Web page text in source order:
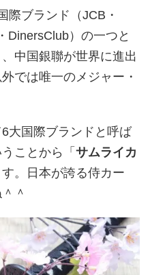
際ブランド（JCB・
DinersClub）の一つと
中国銀聯が世界に進出
では唯一のメジャー・
大国際ブランドと呼ば
ことから「 サムライカ
。日本が誇る侍カー
＾